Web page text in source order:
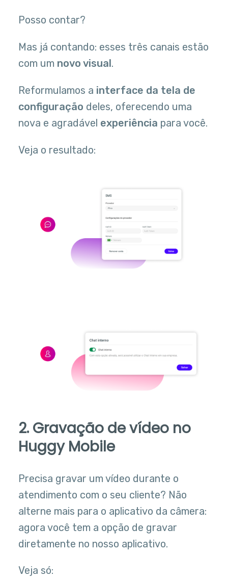
Posso contar?
Mas já contando: esses três canais estão
com um novo visual.
Reformulamos a interface da tela de
configuração deles, oferecendo uma
nova e agradável experiência para você.
Veja o resultado:
2. Gravação de vídeo no
Huggy Mobile
Precisa gravar um vídeo durante o
atendimento com o seu cliente? Não
alterne mais para o aplicativo da câmera:
agora você tem a opção de gravar
diretamente no nosso aplicativo.
Veja só: